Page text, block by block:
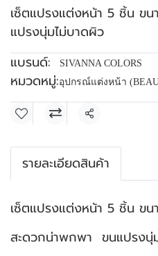
เซ็ตแปรงแต่งหน้า 5 ชิ้น ข
แปรงนุ่มไม่บาดผิว
แบรนด์:
SIVANNA COLORS
หมวดหมู่:อุปกรณ์แต่งหน้า
แชร์
รายละเอียดสินค้า
เซ็ตแปรงแต่งหน้า 5 ชิ้น ขน
สะดวกน่าพกพา ขนแปรงนุ่